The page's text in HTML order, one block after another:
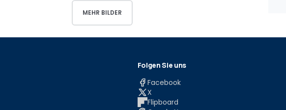
MEHR BILDER
Folgen Sie uns
Facebook
X
Flipboard